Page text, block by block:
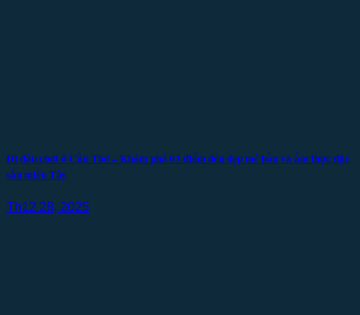
Đi đâu chơi ở Cần Thơ – Khám phá 03 điểm đến đẹp mê hồn và ẩm thực đặc
sản miền Tây
Th12 28, 2025